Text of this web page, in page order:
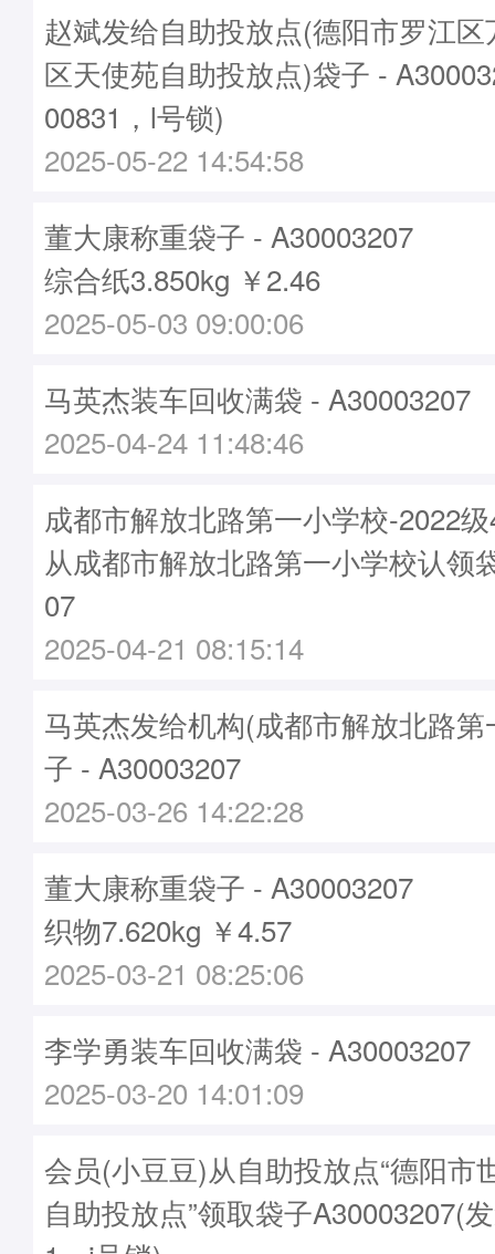
赵斌发给自助投放点(德阳市罗江
区天使苑自助投放点)袋子 -
00831，l号锁)
2025-05-22 14:54:58
董大康称重袋子 - A30003207
综合纸3.850kg ￥2.46
2025-05-03 09:00:06
马英杰装车回收满袋 - A30003207
2025-04-24 11:48:46
成都市解放北路第一小学校-2022
从成都市解放北路第一小学校认领
07
2025-04-21 08:15:14
马英杰发给机构(成都市解放北路
子 - A30003207
2025-03-26 14:22:28
董大康称重袋子 - A30003207
织物7.620kg ￥4.57
2025-03-21 08:25:06
李学勇装车回收满袋 - A30003207
2025-03-20 14:01:09
会员(小豆豆)从自助投放点“德阳市
自助投放点”领取袋子A30003207(